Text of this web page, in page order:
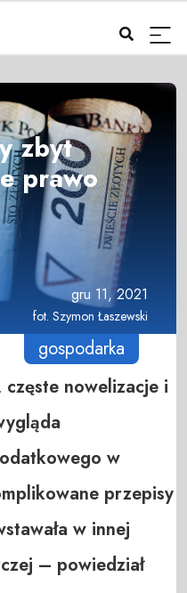
zbyt
prawo
gru 11, 2021
fot. Szymon Łaszewski
gospodarka
nowelizacje i
w
przepisy
w innej
– powiedział